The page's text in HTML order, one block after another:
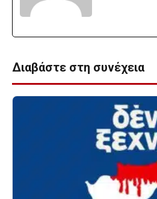
Διαβάστε στη συνέχεια